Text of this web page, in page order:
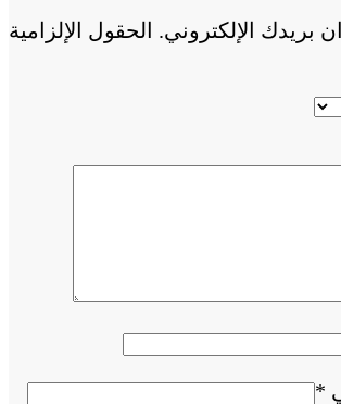
بريدك الإلكتروني. الحقول الإلزامية
*